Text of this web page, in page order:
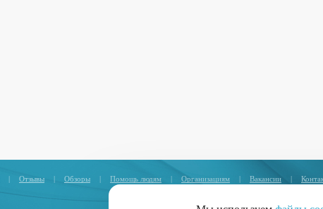
| Отзывы | Обзоры | Помощь людям | Организациям | Вакансии |